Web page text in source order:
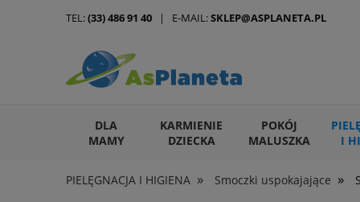
DLA
MAMY
KARMIENIE
DZIECKA
POKÓJ
MALUSZKA
I
ARTYKUŁY DLA ZWIERZĄT
PIELĘGNACJA I HIGIENA » Smoczki uspokajające »
TEL:(33) 486 91 40 | E-MAIL:SKLEP@ASPLANETA.PL